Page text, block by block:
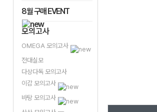
8월 구매 EVENT
모의고사
OMEGA 모의고사
전대실모
다상다독 모의고사
이감 모의고사
바탕 모의고사